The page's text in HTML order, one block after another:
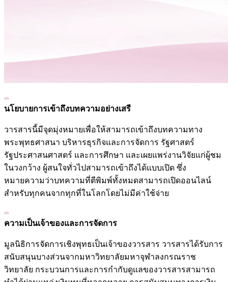
นโยบายการเข้าถึงบทความอย่างเสรี
วารสารนี้มีจุดมุ่งหมายเพื่อให้สามารถเข้าถึงบทความทาง
พระพุทธศาสนา บริหารธุรกิจและการจัดการ รัฐศาสตร์
รัฐประศาสนศาสตร์ และการศึกษา และเผยแพร่งานวิจัยแก่ผู้ชม
ในวงกว้าง ผู้สนใจทั่วไปสามารถเข้าถึงได้แบบเปิด ซึ่ง
หมายความว่าบทความที่ตีพิมพ์ทั้งหมดสามารถเปิดออนไลน์
สำหรับทุกคนจากทุกที่ในโลกโดยไม่มีค่าใช้จ่าย
ความเป็นเจ้าของและการจัดการ
มูลนิธิการจัดการเชิงพุทธเป็นเจ้าของวารสาร วารสารได้รับการ
สนับสนุนบางส่วนจากมหาวิทยาลัยมหาจุฬาลงกรณราช
วิทยาลัย กระบวนการและการกำกับดูแลของวารสารสามารถ